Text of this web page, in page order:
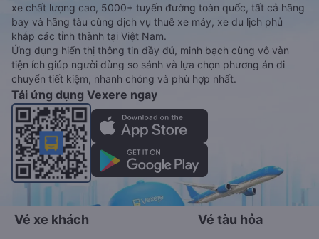
xe chất lượng cao, 5000+ tuyến đường toàn quốc, tất cả hãng
bay và hãng tàu cùng dịch vụ thuê xe máy, xe du lịch phủ
khắp các tỉnh thành tại Việt Nam.
Ứng dụng hiển thị thông tin đầy đủ, minh bạch cùng vô vàn
tiện ích giúp người dùng so sánh và lựa chọn phương án di
chuyển tiết kiệm, nhanh chóng và phù hợp nhất.
Tải ứng dụng Vexere ngay
Vé xe khách Vé tàu hỏa